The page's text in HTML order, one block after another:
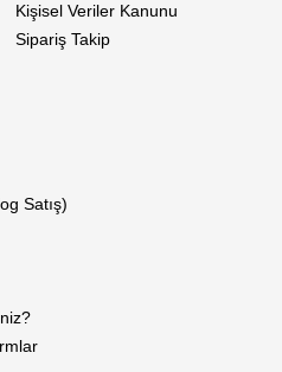
Kişisel Veriler Kanunu
Sipariş Takip
Satış)